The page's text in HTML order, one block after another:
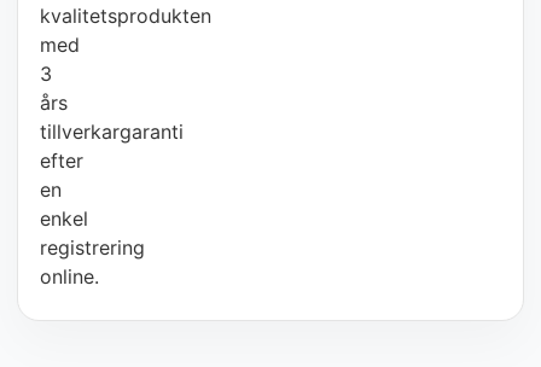
kvalitetsprodukten
med
3
års
tillverkargaranti
efter
en
enkel
registrering
online.